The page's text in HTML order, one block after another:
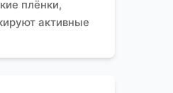
плёнки,
активные
уже не